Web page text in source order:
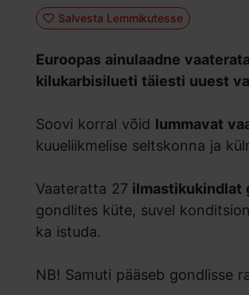
Salvesta Lemmikutesse
Euroopas ainulaadne
kilukarbisilueti täiesti uuest
Soovi korral võid lummavat
kuueliikmelise seltskonna ja
Vaateratta 27 ilmastikukindlat
gondlites küte, suvel
ka istuda.
NB! Samuti pääseb gondlisse